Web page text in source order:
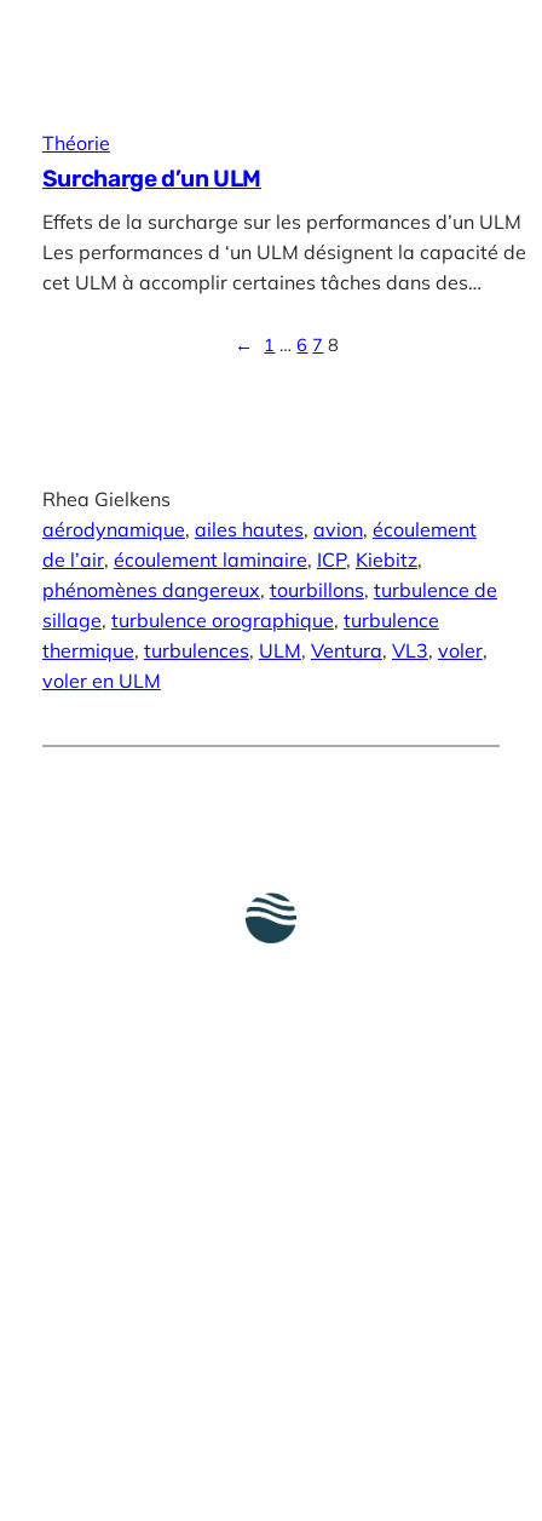
Théorie
Surcharge d’un ULM
Effets de la surcharge sur les performances d’un ULM
Les performances d ‘un ULM désignent la capacité de
cet ULM à accomplir certaines tâches dans des…
← 1 … 6 7 8
Rhea Gielkens
aérodynamique, ailes hautes, avion, écoulement
de l’air, écoulement laminaire, ICP, Kiebitz
phénomènes dangereux, tourbillons, turbulence de
sillage, turbulence orographique, turbulence
thermique, turbulences, ULM, Ventura, VL3, voler
voler en ULM